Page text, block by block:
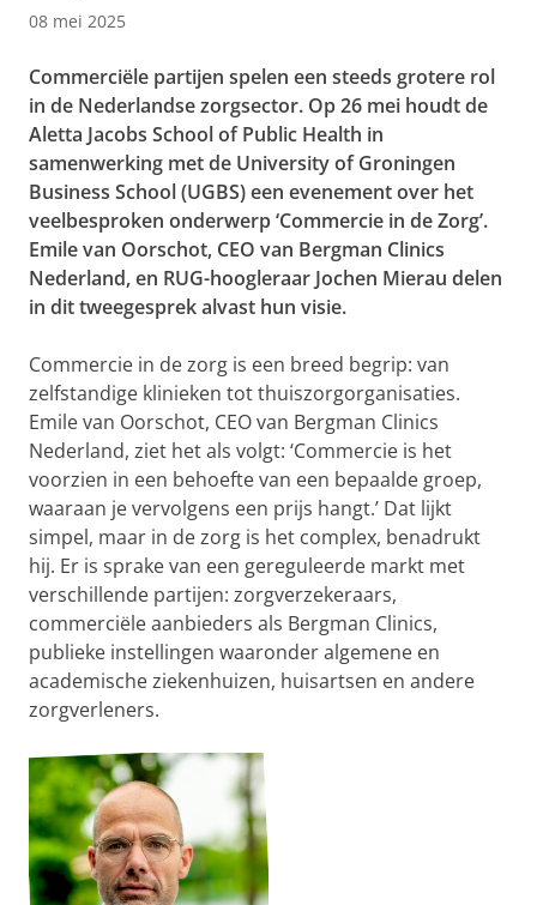
08 mei 2025
Commerciële partijen spelen een steeds grotere rol
in de Nederlandse zorgsector. Op 26 mei houdt de
Aletta Jacobs School of Public Health in
samenwerking met de University of Groningen
Business School (UGBS) een evenement over het
veelbesproken onderwerp ‘Commercie in de Zorg’.
Emile van Oorschot, CEO van Bergman Clinics
Nederland, en RUG-hoogleraar Jochen Mierau delen
in dit tweegesprek alvast hun visie.
Commercie in de zorg is een breed begrip: van
zelfstandige klinieken tot thuiszorgorganisaties.
Emile van Oorschot, CEO van Bergman Clinics
Nederland, ziet het als volgt: ‘Commercie is het
voorzien in een behoefte van een bepaalde groep,
waaraan je vervolgens een prijs hangt.’ Dat lijkt
simpel, maar in de zorg is het complex, benadrukt
hij. Er is sprake van een gereguleerde markt met
verschillende partijen: zorgverzekeraars,
commerciële aanbieders als Bergman Clinics,
publieke instellingen waaronder algemene en
academische ziekenhuizen, huisartsen en andere
zorgverleners.